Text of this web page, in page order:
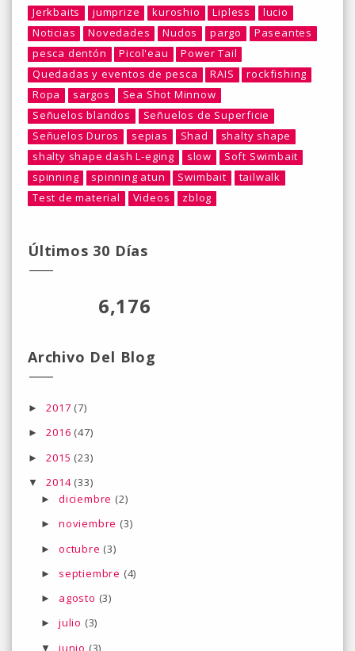
Jerkbaits jumprize kuroshio Lipless
lucio
Noticias
Novedades Nudos pargo
Paseantes
pesca dentón
Picol'eau
Power Tail
Quedadas y eventos de pesca
RAIS
rockfishing
Ropa
sargos
Sea Shot Minnow
Señuelos blandos
Señuelos de Superficie
Señuelos Duros
sepias Shad
shalty shape
shalty shape dash L-eging
slow
Soft Swimbait
spinning
spinning atun Swimbait
tailwalk
Test de material
Videos zblog
Últimos 30 Días
6,176
Archivo Del Blog
►2017 (7)
►2016 (47)
►2015 (23)
▼2014 (33)
► diciembre (2)
► noviembre (3)
► octubre (3)
► septiembre (4)
► agosto (3)
► julio (3)
▼ junio (3)